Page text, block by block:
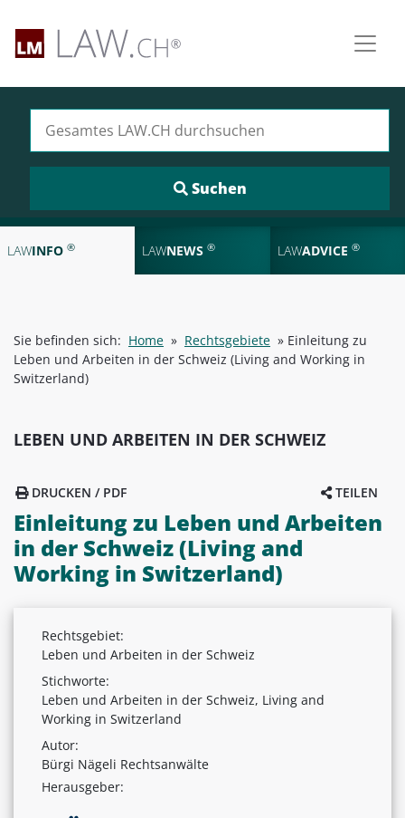
LAWINFO ® LAWNEWS ® LAWADVICE ®
Sie befinden sich: Home » Rechtsgebiete » Einleitung zu
Leben und Arbeiten in der Schweiz (Living and Working in
Switzerland)
LEBEN UND ARBEITEN IN DER SCHWEIZ
TEILEN
DRUCKEN / PDF
Einleitung zu Leben und Arbeiten
in der Schweiz (Living and
Working in Switzerland)
Rechtsgebiet:
Leben und Arbeiten in der Schweiz
Stichworte:
Leben und Arbeiten in der Schweiz, Living and
Working in Switzerland
Autor:
Bürgi Nägeli Rechtsanwälte
Herausgeber: